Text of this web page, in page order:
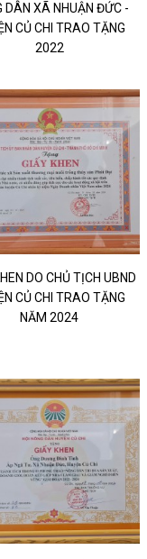
DÂN XÃ NHUẬN ĐỨC -
CỦ CHI TRAO TẶNG
2022
DO CHỦ TỊCH UBND
CỦ CHI TRAO TẶNG
NĂM 2024